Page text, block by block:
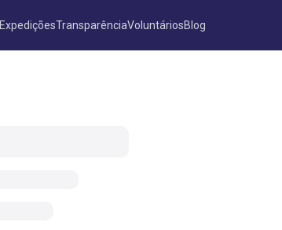
ExpediçõesTransparênciaVoluntáriosBlog